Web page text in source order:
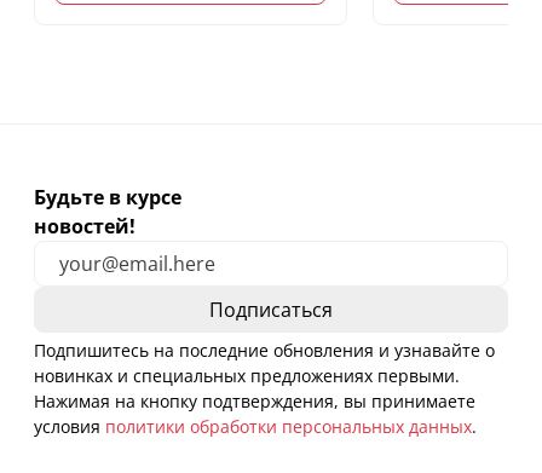
Будьте в курсе
новостей!
Подпишитесь на последние обновления и узнавайте о
новинках и специальных предложениях первыми.
Нажимая на кнопку подтверждения, вы принимаете
условия политики обработки персональных данных.